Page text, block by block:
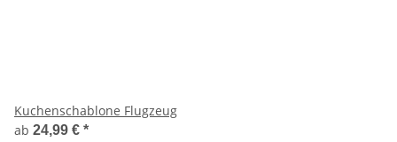
Kuchenschablone Flugzeug
ab 24,99 € *